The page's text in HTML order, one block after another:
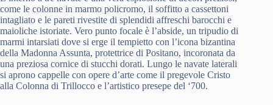
come le colonne in marmo policromo, il soffitto a cassettoni
intagliato e le pareti rivestite di splendidi affreschi barocchi e
maioliche istoriate. Vero punto focale è l’abside, un tripudio di
marmi intarsiati dove si erge il tempietto con l’icona bizantina
della Madonna Assunta, protettrice di Positano, incoronata da
una preziosa cornice di stucchi dorati. Lungo le navate laterali
si aprono cappelle con opere d’arte come il pregevole Cristo
alla Colonna di Trillocco e l’artistico presepe del ‘700.